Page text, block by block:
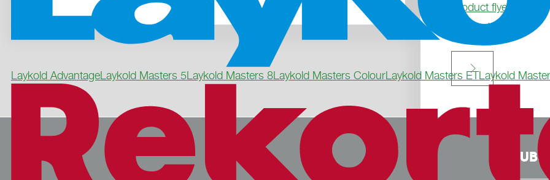
Laykold AdvantageLaykold Masters 5Laykold Masters 8Laykold Masters ColourLaykold Masters ETLaykold
Product flyer
Request sample
